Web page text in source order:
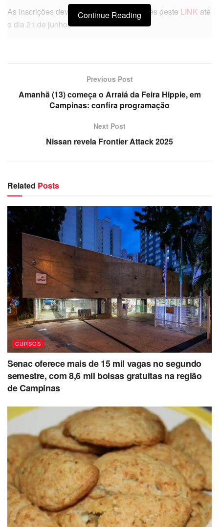
As inscrições devem ser realizadas através deste LINK até
o dia 21 de junho.
Continue Reading
Previous Post
Amanhã (13) começa o Arraiá da Feira Hippie, em
Campinas: confira programação
Next Post
Nissan revela Frontier Attack 2025
Related Posts
CURSOS
Senac oferece mais de 15 mil vagas no segundo
semestre, com 8,6 mil bolsas gratuitas na região
de Campinas